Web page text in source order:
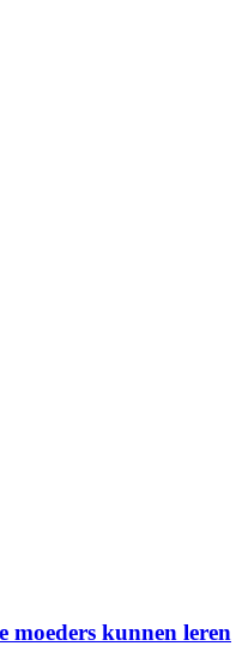
moeders kunnen leren